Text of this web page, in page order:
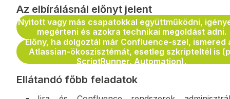
Az elbírálásnál előnyt jelent
Nyitott vagy más csapatokkal együttműködni,
megérteni és azokra technikai megoldást adni.
Előny, ha dolgoztál már Confluence-szel, ismered
Atlassian-ökoszisztémát, esetleg szkripteltél is
ScriptRunner, Automation).
Ellátandó főbb feladatok